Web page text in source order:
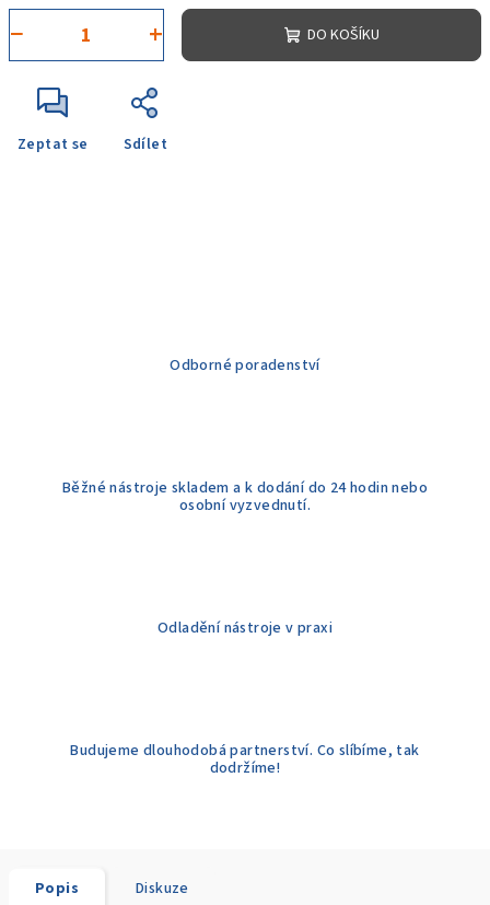
+
− DO KOŠÍKU
Zeptat se Sdílet
Odborné poradenství
Běžné nástroje skladem a k dodání do 24 hodin nebo
osobní vyzvednutí.
Odladění nástroje v praxi
Budujeme dlouhodobá partnerství. Co slíbíme, tak
dodržíme!
Popis Diskuze